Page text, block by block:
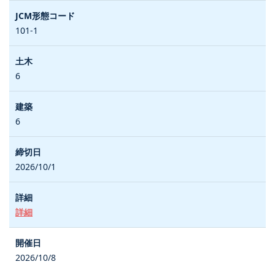
101-1
6
6
2026/10/1
詳細
2026/10/8